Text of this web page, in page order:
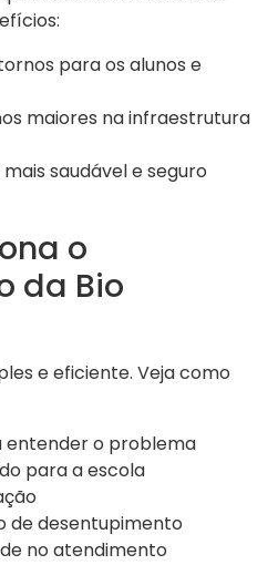
para os alunos e
maiores na infraestrutura
saudável e seguro
o
da Bio
e eficiente. Veja como
entender o problema
para a escola
de desentupimento
no atendimento